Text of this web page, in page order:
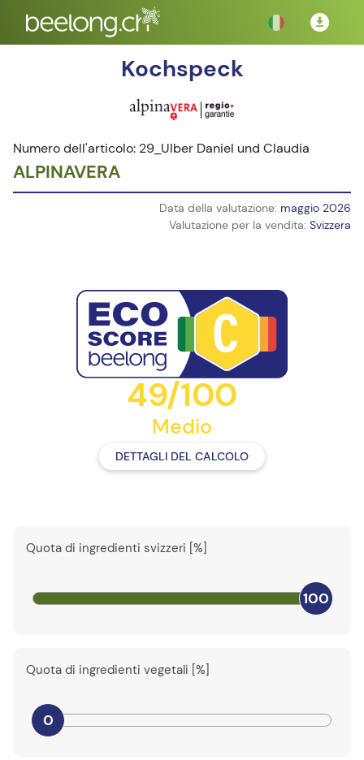
Kochspeck
Numero dell'articolo: 29_Ulber Daniel und Claudia
ALPINAVERA
Data della valutazione: maggio 2026
Valutazione per la vendita: Svizzera
49/100
Medio
DETTAGLI DEL CALCOLO
Quota di ingredienti svizzeri [%]
100
Quota di ingredienti vegetali [%]
0